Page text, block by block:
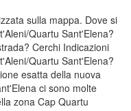
sulla mappa. Dove si
Quartu Sant'Elena?
Cerchi Indicazioni
Quartu Sant'Elena?
esatta della nuova
ci sono molte
zona Cap Quartu